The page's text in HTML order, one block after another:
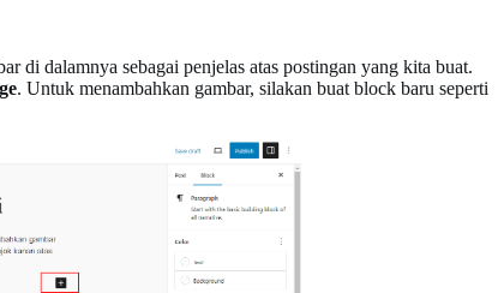
di dalamnya sebagai penjelas atas postingan yang kita buat.
. Untuk menambahkan gambar, silakan buat block baru seperti